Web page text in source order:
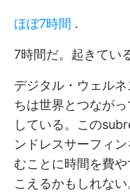
ほぼ7時間 .
7時間だ。起きてい
デジタル・ウェル
ちは世界とつなが
している。この
ンドレスサーフィ
むことに時間を費
こえるかもしれな